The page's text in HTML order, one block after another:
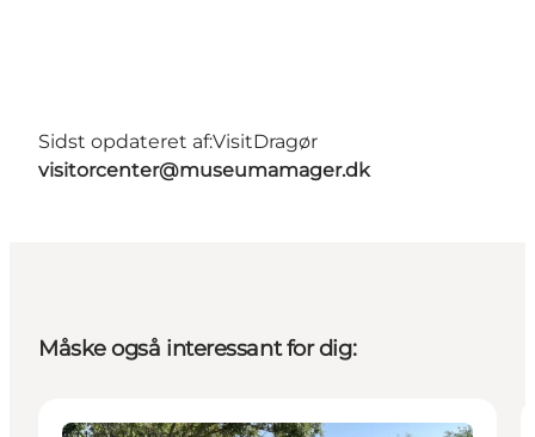
Sidst opdateret af:VisitDragør
visitorcenter@museumamager.dk
Måske også interessant for dig: